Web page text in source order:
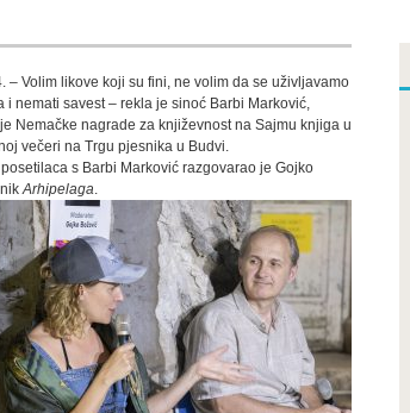
– Volim likove koji su fini, ne volim da se uživljavamo
i nemati savest – rekla je sinoć Barbi Marković,
Nemačke nagrade za književnost na Sajmu knjiga u
večeri na Trgu pjesnika u Budvi.
s Barbi Marković razgovarao je Gojko
Arhipelaga.